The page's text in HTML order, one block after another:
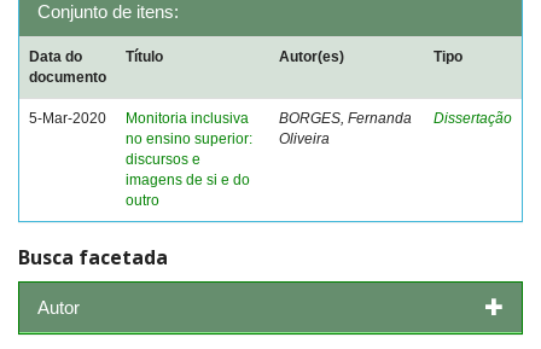
Conjunto de itens:
Data do
documento
Título Autor(es) Tipo
5-Mar-2020
Monitoria inclusiva
no ensino superior:
discursos e
imagens de si e do
outro
BORGES, Fernanda
Oliveira
Dissertação
Busca facetada
Autor